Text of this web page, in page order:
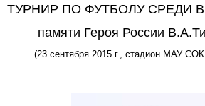
ТУРНИР ПО ФУТБОЛУ СРЕДИ
памяти Героя России
(23 сентября 2015 г., стадион МАУ